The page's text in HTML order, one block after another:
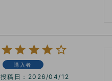
購入者
投稿日 2026/04/12